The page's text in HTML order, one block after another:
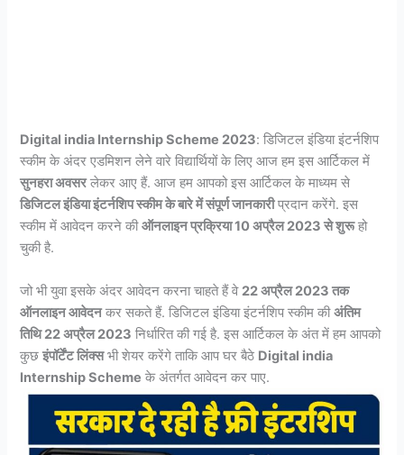
Digital india Internship Scheme 2023: डिजिटल इंडिया इंटर्नशिप
स्कीम के अंदर एडमिशन लेने वारे विद्यार्थियों के लिए आज हम इस आर्टिकल में
सुनहरा अवसरलेकर आए हैं. आज हम आपको इस आर्टिकल के माध्यम से
डिजिटल इंडिया इंटर्नशिप स्कीम के बारे में संपूर्ण जानकारीप्रदान करेंगे. इस
स्कीम में आवेदन करने कीऑनलाइन प्रक्रिया 10 अप्रैल 2023 से शुरूहो
चुकी है.
जो भी युवा इसके अंदर आवेदन करना चाहते हैं वे 22 अप्रैल 2023 तक
ऑनलाइन आवेदनकर सकते हैं. डिजिटल इंडिया इंटर्नशिप स्कीम कीअंतिम
तिथि 22 अप्रैल 2023 निर्धारित की गई है. इस आर्टिकल के अंत में हम आपको
कुछइंपॉर्टेंट लिंक्सभी शेयर करेंगे ताकि आप घर बैठे Digital india
Internship Scheme के अंतर्गत आवेदन कर पाए.